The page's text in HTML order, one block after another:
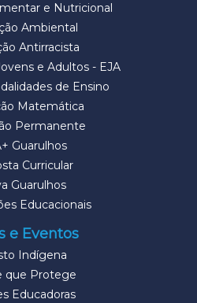
e Nutricional
Ambiental
Antirracista
e Adultos - EJA
de Ensino
Matemática
Permanente
Guarulhos
Curricular
Guarulhos
Educacionais
e Eventos
Indígena
que Protege
Educadoras